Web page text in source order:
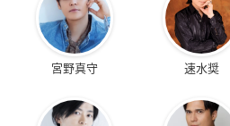
宮野真守 速水奨